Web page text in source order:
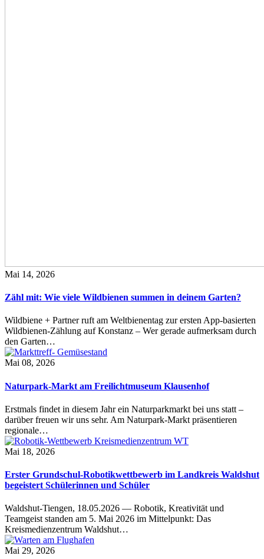
Mai 14, 2026
Zähl mit: Wie viele Wildbienen summen in deinem Garten?
Wildbiene + Partner ruft am Weltbienentag zur ersten App-basierten
Wildbienen-Zählung auf Konstanz – Wer gerade aufmerksam durch
den Garten…
Mai 08, 2026
Naturpark-Markt am Freilichtmuseum Klausenhof
Erstmals findet in diesem Jahr ein Naturparkmarkt bei uns statt –
darüber freuen wir uns sehr. Am Naturpark-Markt präsentieren
regionale…
Mai 18, 2026
Erster Grundschul-Robotikwettbewerb im Landkreis Waldshut
begeistert Schülerinnen und Schüler
Waldshut-Tiengen, 18.05.2026 — Robotik, Kreativität und
Teamgeist standen am 5. Mai 2026 im Mittelpunkt: Das
Kreismedienzentrum Waldshut…
Mai 29, 2026